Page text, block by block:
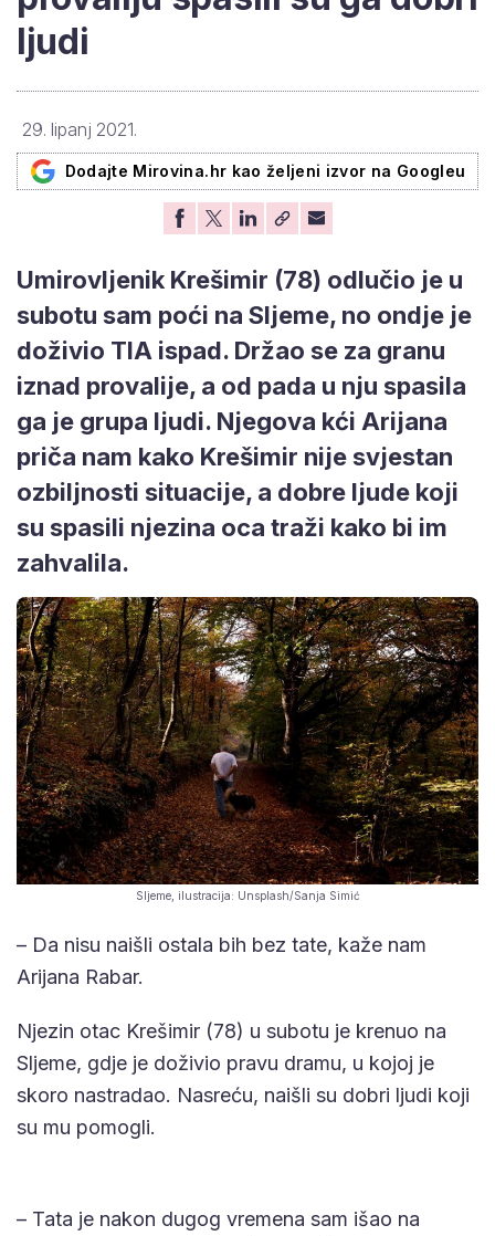
ljudi
29. lipanj 2021.
Dodajte Mirovina.hr kao željeni izvor na Googleu
Umirovljenik Krešimir (78) odlučio je u
subotu sam poći na Sljeme, no ondje je
doživio TIA ispad. Držao se za granu
iznad provalije, a od pada u nju spasila
ga je grupa ljudi. Njegova kći Arijana
priča nam kako Krešimir nije svjestan
ozbiljnosti situacije, a dobre ljude koji
su spasili njezina oca traži kako bi im
zahvalila.
Sljeme, ilustracija: Unsplash/Sanja Simić
– Da nisu naišli ostala bih bez tate, kaže nam
Arijana Rabar.
Njezin otac Krešimir (78) u subotu je krenuo na
Sljeme, gdje je doživio pravu dramu, u kojoj je
skoro nastradao. Nasreću, naišli su dobri ljudi koji
su mu pomogli.
– Tata je nakon dugog vremena sam išao na